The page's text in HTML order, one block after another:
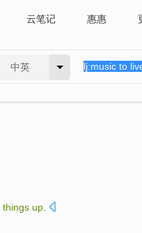
云笔记 惠惠
中英
things up